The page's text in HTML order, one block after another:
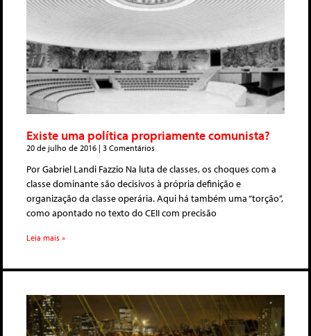
Existe uma política propriamente comunista?
20 de julho de 2016 3 Comentários
Por Gabriel Landi Fazzio Na luta de classes, os choques com a
classe dominante são decisivos à própria definição e
organização da classe operária. Aqui há também uma “torção”,
como apontado no texto do CEII com precisão
Leia mais »